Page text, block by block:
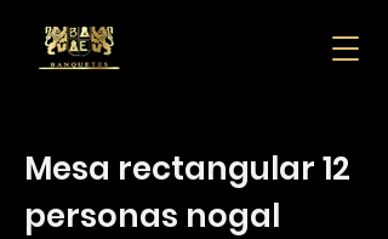
Mesa rectangular 12
personas nogal